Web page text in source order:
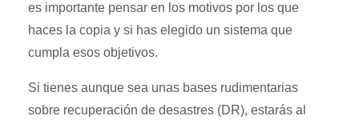
es importante pensar en los motivos por los que
haces la copia y si has elegido un sistema que
cumpla esos objetivos.
Si tienes aunque sea unas bases rudimentarias
sobre recuperación de desastres (DR), estarás al